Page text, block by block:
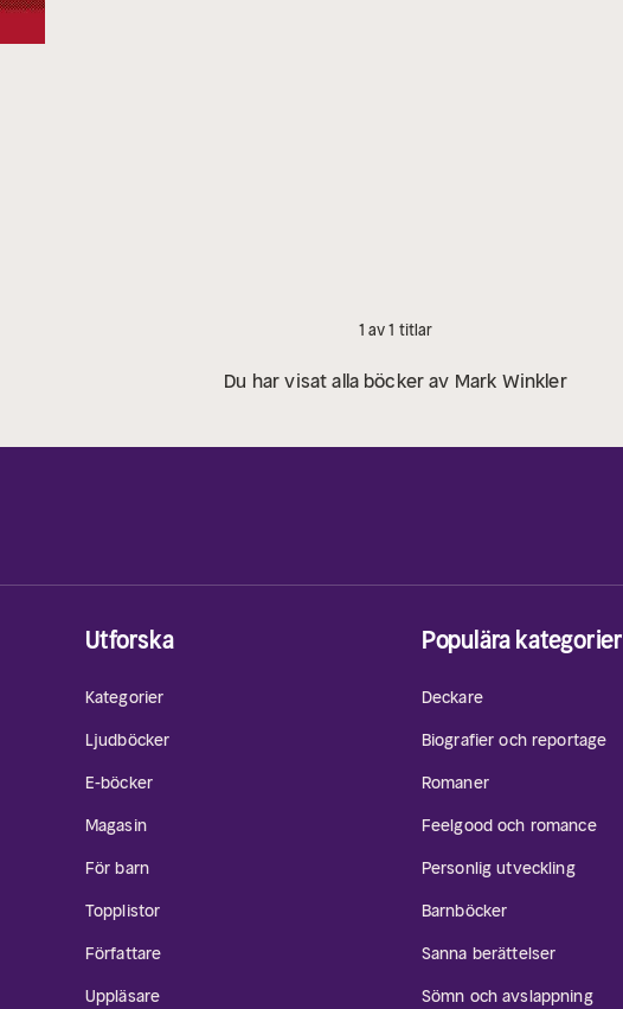
1 av 1 titlar
Du har visat alla böcker av Mark Winkler
Utforska
Kategorier
Ljudböcker
E-böcker
Magasin
För barn
Topplistor
Författare
Uppläsare
Populära kategorier
Deckare
Biografier och reportage
Romaner
Feelgood och romance
Personlig utveckling
Barnböcker
Sanna berättelser
Sömn och avslappning